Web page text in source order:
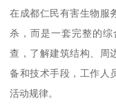
在成都仁民有害生物服
杀，而是一套完整的
查，了解建筑结构、周
备和技术手段，工作人
活动规律。